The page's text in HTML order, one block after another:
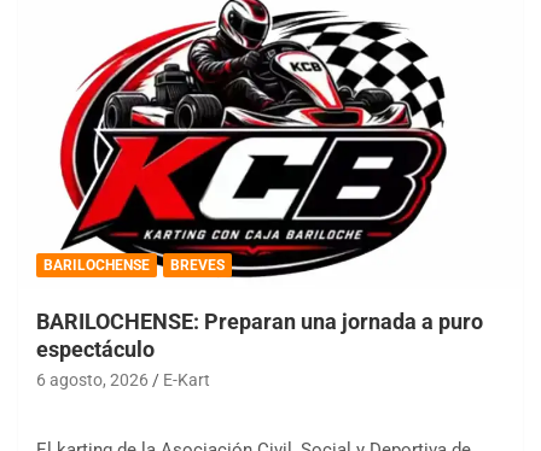
BARILOCHENSE BREVES
BARILOCHENSE: Preparan una jornada a puro
espectáculo
6 agosto, 2026 E-Kart